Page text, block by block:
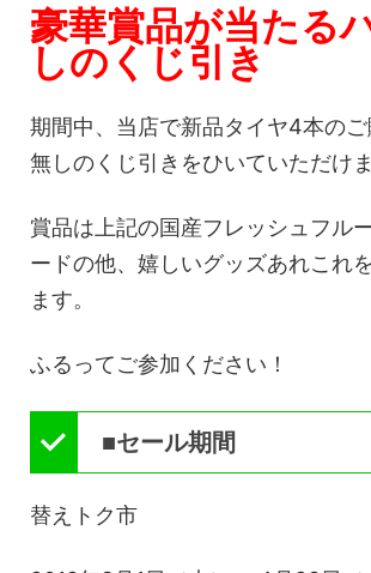
豪華賞品が当たる
しのくじ引き
期間中、当店で新品タイヤ4本の
無しのくじ引きをひいていただけま
賞品は上記の国産フレッシュフル
ードの他、嬉しいグッズあれこれ
ます。
ふるってご参加ください！
■セール期間
替えトク市